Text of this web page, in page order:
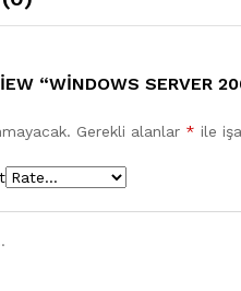
“WINDOWS SERVER
Gerekli alanlar * ile